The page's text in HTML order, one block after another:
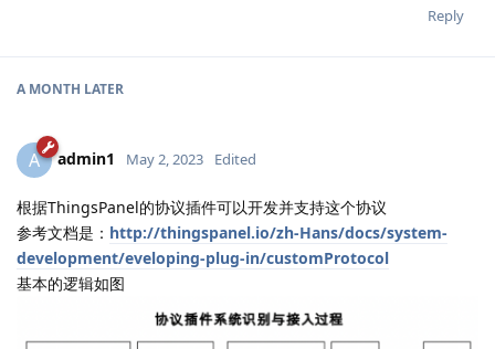
Reply
A MONTH LATER
A admin1 May 2, 2023 Edited
根据ThingsPanel的协议插件可以开发并支持这个协议
参考文档是： http://thingspanel.io/zh-Hans/docs/system-
development/eveloping-plug-in/customProtocol
基本的逻辑如图